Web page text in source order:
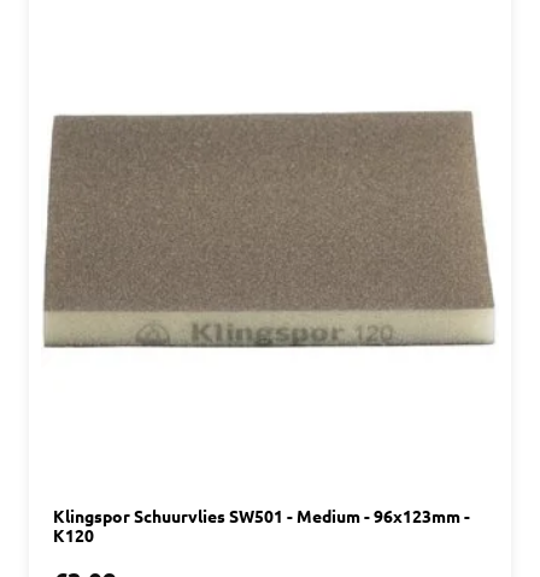
Klingspor Schuurvlies SW501 - Medium - 96x123mm -
K120